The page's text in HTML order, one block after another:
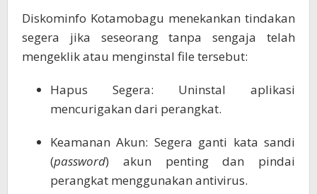
Diskominfo Kotamobagu menekankan tindakan
segera jika seseorang tanpa sengaja telah
mengeklik atau menginstal file tersebut:
Hapus Segera: Uninstal aplikasi
mencurigakan dari perangkat.
Keamanan Akun: Segera ganti kata sandi
(password) akun penting dan pindai
perangkat menggunakan antivirus.